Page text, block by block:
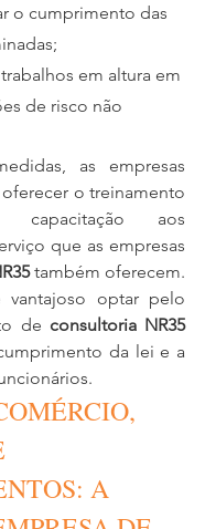
o cumprimento das
trabalhos em altura em
de risco não
as empresas
o treinamento
capacitação aos
que as empresas
também oferecem.
vantajoso optar pelo
de consultoria NR35
da lei e a
A